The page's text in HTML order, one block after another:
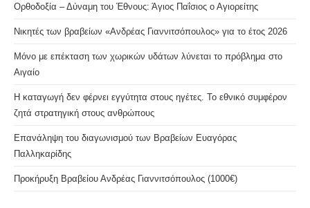
Ορθοδοξία – Δύναμη του Έθνους: Άγιος Παΐσιος ο Αγιορείτης
Νικητές των βραβείων «Ανδρέας Γιαννιτσόπουλος» για το έτος 2026
Μόνο με επέκταση των χωρικών υδάτων λύνεται το πρόβλημα στο
Αιγαίο
Η καταγωγή δεν φέρνει εγγύτητα στους ηγέτες. Το εθνικό συμφέρον
ζητά στρατηγική στους ανθρώπους
Επανάληψη του διαγωνισμού των Βραβείων Ευαγόρας
Παλληκαρίδης
Προκήρυξη Βραβείου Ανδρέας Γιαννιτσόπουλος (1000€)